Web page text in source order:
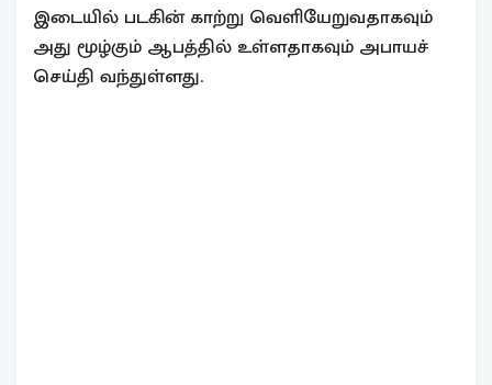
இடையில் படகின் காற்று வெளியேறுவதாகவும்
அது மூழ்கும் ஆபத்தில் உள்ளதாகவும் அபாயச்
செய்தி வந்துள்ளது.